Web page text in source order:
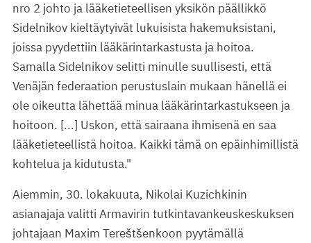
nro 2 johto ja lääketieteellisen yksikön päällikkö
Sidelnikov kieltäytyivät lukuisista hakemuksistani,
joissa pyydettiin lääkärintarkastusta ja hoitoa.
Samalla Sidelnikov selitti minulle suullisesti, että
Venäjän federaation perustuslain mukaan hänellä ei
ole oikeutta lähettää minua lääkärintarkastukseen ja
hoitoon. [...] Uskon, että sairaana ihmisenä en saa
lääketieteellistä hoitoa. Kaikki tämä on epäinhimillistä
kohtelua ja kidutusta."
Aiemmin, 30. lokakuuta, Nikolai Kuzichkinin
asianajaja valitti Armavirin tutkintavankeuskeskuksen
johtajaan Maxim Tereštšenkoon pyytämällä